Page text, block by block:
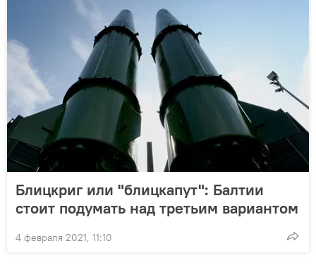
Блицкриг или "блицкапут": Балтии
стоит подумать над третьим вариантом
4 февраля 2021, 11:10